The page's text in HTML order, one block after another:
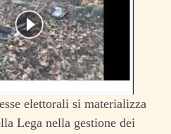
elettorali si materializza
Lega nella gestione dei